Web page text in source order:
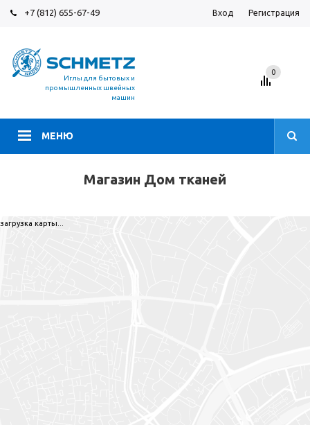
+7 (812) 655-67-49 Вход Регистрация
Иглы для бытовых и
промышленных швейных
машин
МЕНЮ
0
Магазин Дом тканей
загрузка карты...